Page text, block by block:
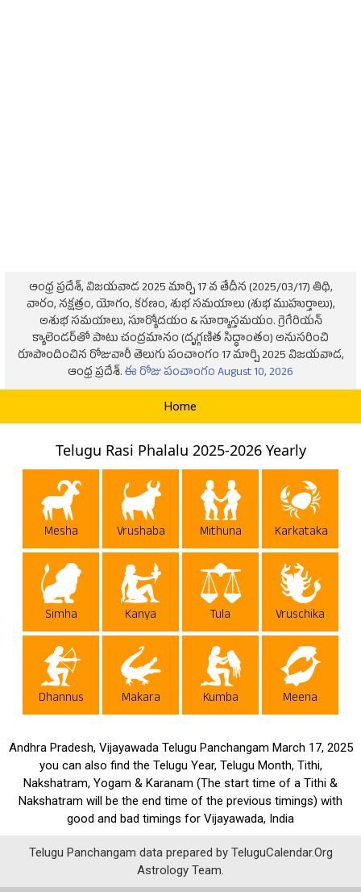
ఆంధ్ర ప్రదేశ్, విజయవాడ 2025 మార్చి 17 వ తేదీన (2025/03/17) తిథి,
వారం, నక్షత్రం, యోగం, కరణం, శుభ సమయాలు (శుభ ముహుర్తాలు),
అశుభ సమయాలు, సూర్యోదయం & సూర్యాస్తమయం. గ్రెగేరియన్
క్యాలెండర్‌తో పాటు చంద్రమానం (దృగ్గణిత సిద్ధాంతం) అనుసరించి
రూపొందించిన రోజువారీ తెలుగు పంచాంగం 17 మార్చి 2025 విజయవాడ,
ఆంధ్ర ప్రదేశ్.ఈ రోజు పంచాంగం August 10, 2026
Home
Telugu Rasi Phalalu 2025-2026 Yearly
Mesha Vrushaba Mithuna Karkataka
Simha Kanya Tula Vruschika
Dhannus Makara Kumba Meena
Andhra Pradesh, Vijayawada Telugu Panchangam March 17, 2025
you can also find the Telugu Year, Telugu Month, Tithi,
Nakshatram, Yogam & Karanam (The start time of a Tithi &
Nakshatram will be the end time of the previous timings) with
good and bad timings for Vijayawada, India
Telugu Panchangam data prepared by TeluguCalendar.Org
Astrology Team.